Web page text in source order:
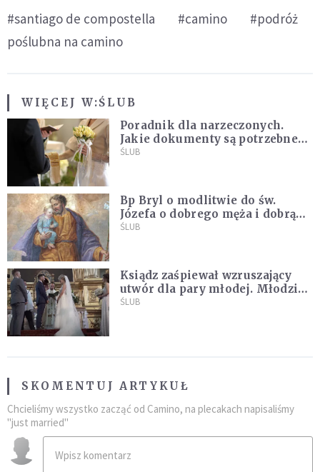
#santiago de compostella #camino
#podróż
poślubna na camino
WIĘCEJ W:ŚLUB
Poradnik dla narzeczonych.
Jakie dokumenty są potrzebne
do ślubu konkordatowego?
ŚLUB
Bp Bryl o modlitwie do św.
Józefa o dobrego męża i dobrą
żonę: Nie bójmy się wołać do
ŚLUB
Ksiądz zaśpiewał wzruszający
utwór dla pary młodej. Młodzi
nie kryli wzruszenia [MUZYKA]
ŚLUB
SKOMENTUJ ARTYKUŁ
Chcieliśmy wszystko zacząć od Camino, na plecakach napisaliśmy
"just married"